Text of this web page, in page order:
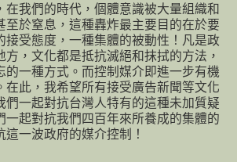
在我們的時代，個體意識被大量組織和
至於窒息，這種轟炸最主要目的在於要
接受態度，一種集體的被動性！凡是政
方，文化都是抵抗滅絕和抹拭的方法，
的一種方式。而控制媒介即進一步有機
在此，我希望所有接受廣告新聞等文化
們一起對抗台灣人特有的這種未加質疑
一起對抗我們四百年來所養成的集體的
一波政府的媒介控制！